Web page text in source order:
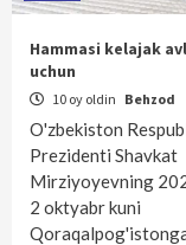
Hammasi kelajak
uchun
10 oy oldin Behzod
O'zbekiston
Prezidenti Shavkat
Mirziyoyevning
2 oktyabr kuni